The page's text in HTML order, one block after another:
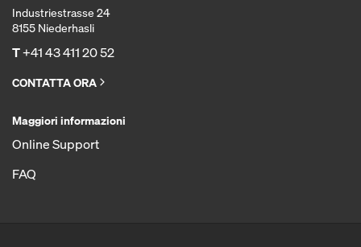
Industriestrasse 24
8155 Niederhasli
T+41 43 411 20 52
CONTATTA ORA
Maggiori informazioni
Online Support
FAQ